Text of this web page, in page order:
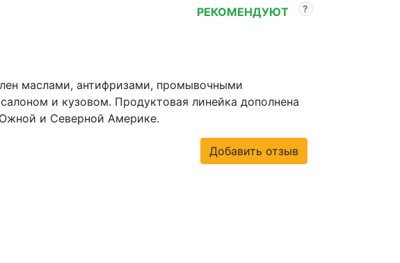
РЕКОМЕНДУЮТ
маслами, антифризами, промывочными
и кузовом. Продуктовая линейка дополнена
и Северной Америке.
Добавить отзыв